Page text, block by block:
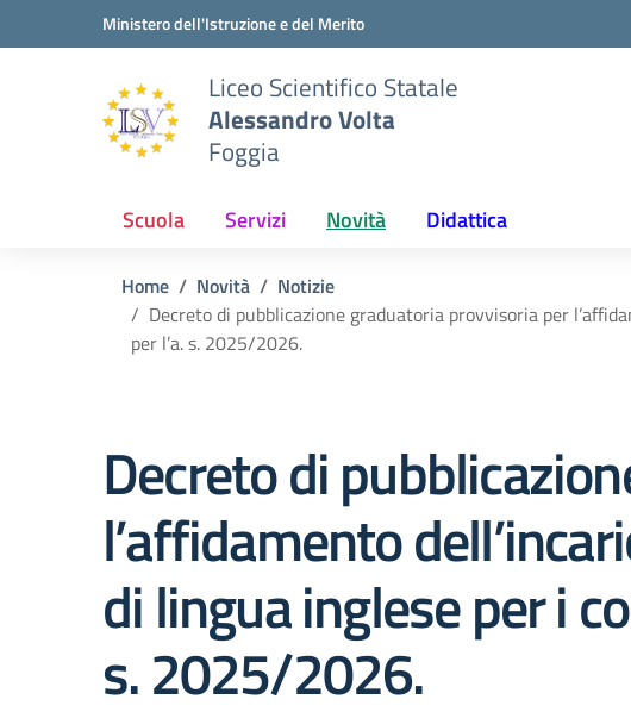
Vai ai contenuti
Vai al menu di navigazioneMinistero dell'Istruzione e del Merito
Liceo Scientifico Statale
Alessandro Volta
Foggia
Scuola Servizi Novità Didattica
Home Novità
Notizie
Decreto di pubblicazione graduatoria provvisoria per
per l’a. s. 2025/2026.
Decreto di
l’affidamento
di lingua inglese per i
s. 2025/2026.